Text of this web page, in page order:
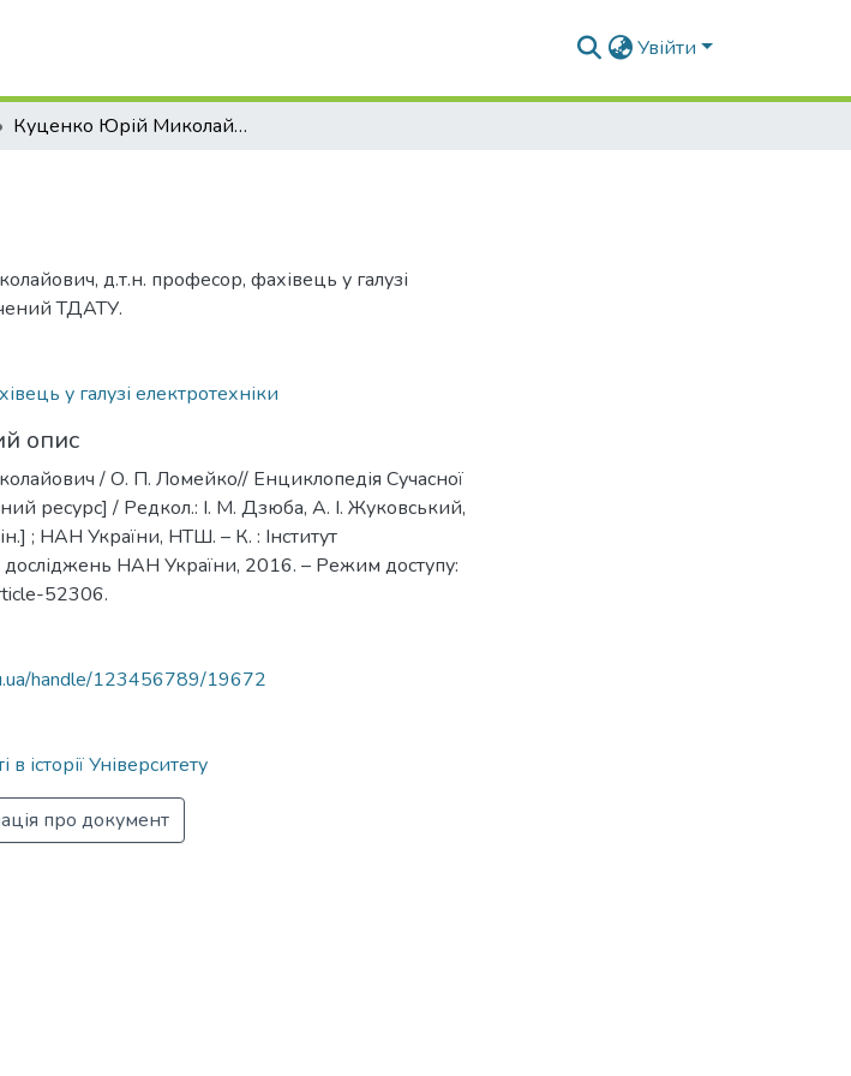
Увійти
Куценко Юрій Миколайович
д.т.н. професор, фахівець у галузі
ТДАТУ.
у галузі електротехніки
опис
/ О. П. Ломейко// Енциклопедія Сучасної
ресурс] / Редкол.: І. М. Дзюба, А. І. Жуковський,
; НАН України, НТШ. – К. : Інститут
НАН України, 2016. – Режим доступу:
52306.
handle/123456789/19672
в історії Університету
про документ